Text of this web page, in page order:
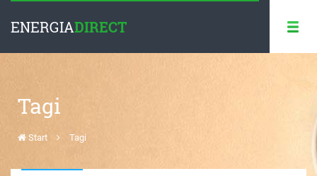
ENERGIADIRECT
Tagi
Start Tagi